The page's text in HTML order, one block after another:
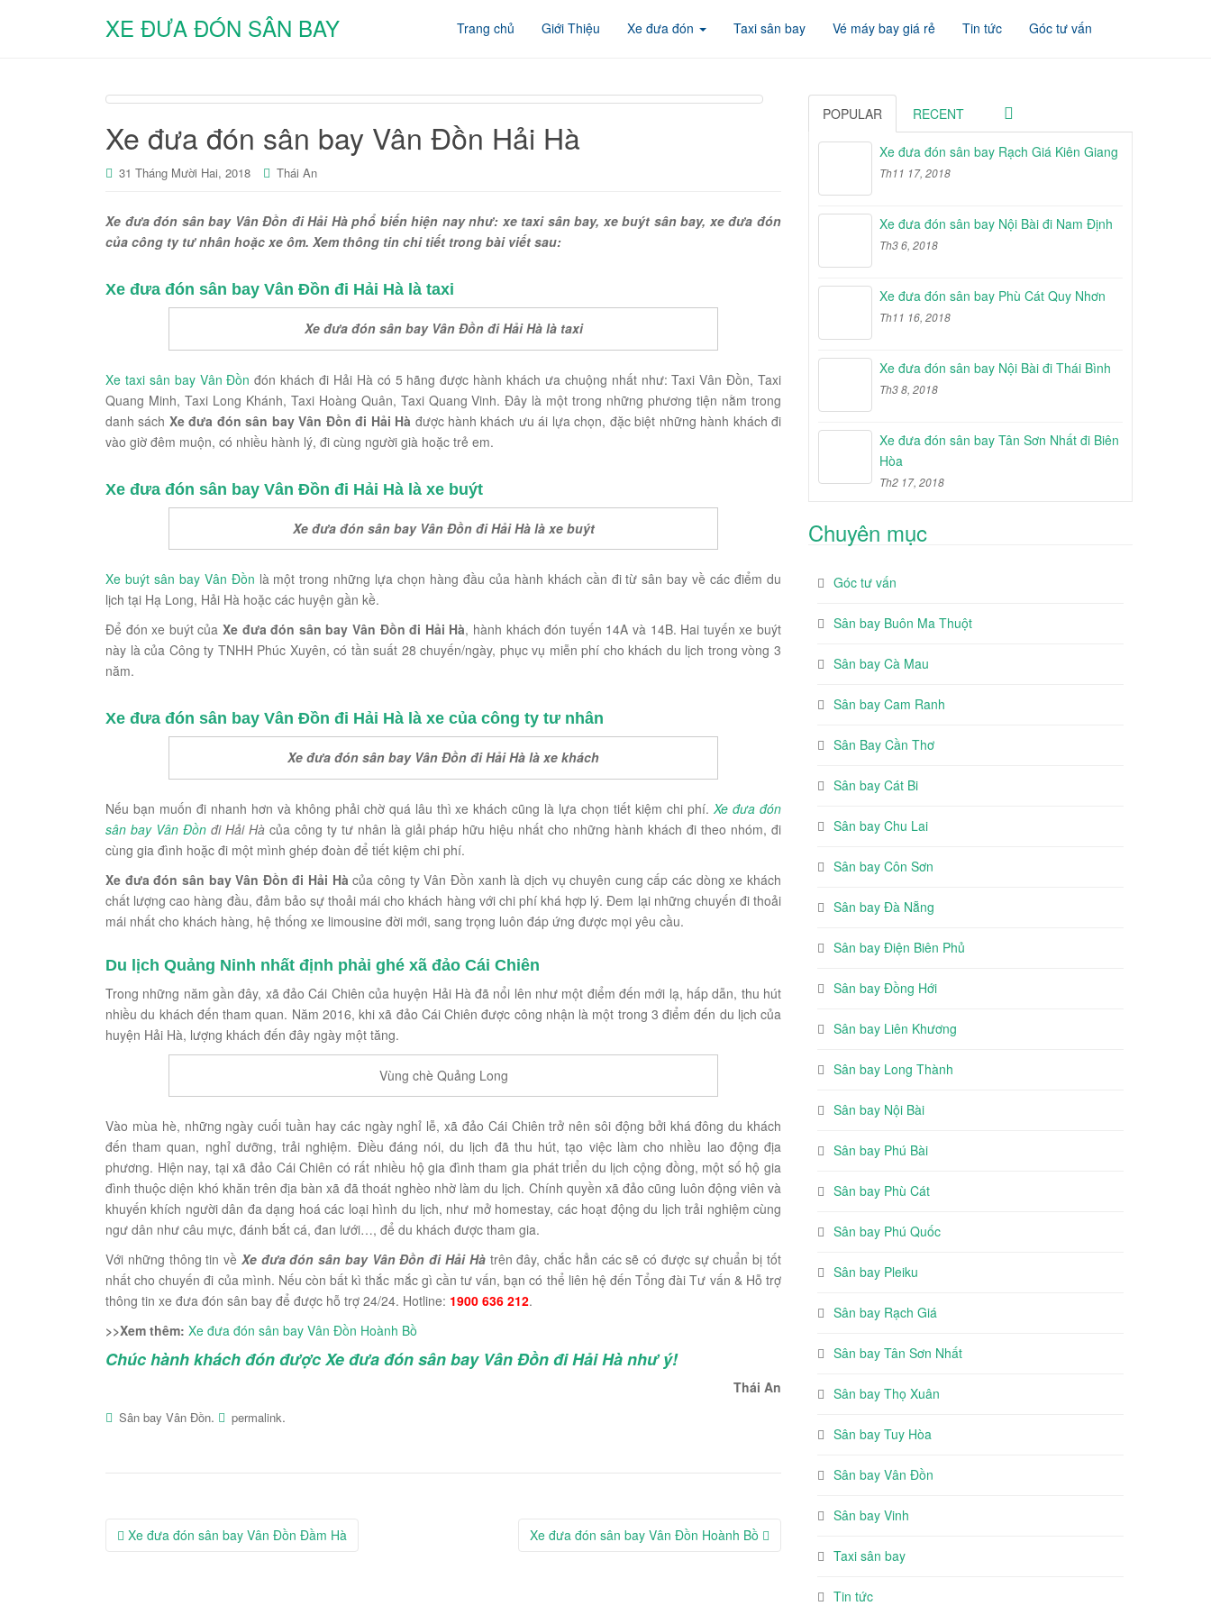
XE ĐƯA ĐÓN SÂN BAY Trang chủ Giới Thiệu Xe đưa đón Taxi sân bay Vé máy bay giá rẻ Tin tức Góc tư vấn
Xe đưa đón sân bay Vân Đồn Hải Hà
31 Tháng Mười Hai, 2018 Thái An
Xe đưa đón sân bay Vân Đồn đi Hải Hà phổ biến hiện nay như: xe taxi sân bay, xe buýt sân bay, xe đưa đón
của công ty tư nhân hoặc xe ôm. Xem thông tin chi tiết trong bài viết sau:
Xe đưa đón sân bay Vân Đồn đi Hải Hà là taxi
Xe đưa đón sân bay Vân Đồn đi Hải Hà là taxi
Xe taxi sân bay Vân Đồn đón khách đi Hải Hà có 5 hãng được hành khách ưa chuộng nhất như: Taxi Vân Đồn, Taxi
Quang Minh, Taxi Long Khánh, Taxi Hoàng Quân, Taxi Quang Vinh. Đây là một trong những phương tiện nằm trong
danh sách Xe đưa đón sân bay Vân Đồn đi Hải Hà được hành khách ưu ái lựa chọn, đặc biệt những hành khách đi
vào giờ đêm muộn, có nhiều hành lý, đi cùng người già hoặc trẻ em.
Xe đưa đón sân bay Vân Đồn đi Hải Hà là xe buýt
Xe đưa đón sân bay Vân Đồn đi Hải Hà là xe buýt
Xe buýt sân bay Vân Đồn là một trong những lựa chọn hàng đầu của hành khách cần đi từ sân bay về các điểm du
lịch tại Hạ Long, Hải Hà hoặc các huyện gần kề.
Để đón xe buýt của Xe đưa đón sân bay Vân Đồn đi Hải Hà, hành khách đón tuyến 14A và 14B. Hai tuyến xe buýt
này là của Công ty TNHH Phúc Xuyên, có tần suất 28 chuyến/ngày, phục vụ miễn phí cho khách du lịch trong vòng 3
năm.
Xe đưa đón sân bay Vân Đồn đi Hải Hà là xe của công ty tư nhân
Xe đưa đón sân bay Vân Đồn đi Hải Hà là xe khách
Nếu bạn muốn đi nhanh hơn và không phải chờ quá lâu thì xe khách cũng là lựa chọn tiết kiệm chi phí.Xe đưa đón
sân bay Vân Đồnđi Hải Hàcủa công ty tư nhân là giải pháp hữu hiệu nhất cho những hành khách đi theo nhóm, đi
cùng gia đình hoặc đi một mình ghép đoàn để tiết kiệm chi phí.
Xe đưa đón sân bay Vân Đồn đi Hải Hà của công ty Vân Đồn xanh là dịch vụ chuyên cung cấp các dòng xe khách
chất lượng cao hàng đầu, đảm bảo sự thoải mái cho khách hàng với chi phí khá hợp lý. Đem lại những chuyến đi thoải
mái nhất cho khách hàng, hệ thống xe limousine đời mới, sang trọng luôn đáp ứng được mọi yêu cầu.
Du lịch Quảng Ninh nhất định phải ghé xã đảo Cái Chiên
Trong những năm gần đây, xã đảo Cái Chiên của huyện Hải Hà đã nổi lên như một điểm đến mới lạ, hấp dẫn, thu hút
nhiều du khách đến tham quan. Năm 2016, khi xã đảo Cái Chiên được công nhận là một trong 3 điểm đến du lịch của
huyện Hải Hà, lượng khách đến đây ngày một tăng.
Vùng chè Quảng Long
Vào mùa hè, những ngày cuối tuần hay các ngày nghỉ lễ, xã đảo Cái Chiên trở nên sôi động bởi khá đông du khách
đến tham quan, nghỉ dưỡng, trải nghiệm. Điều đáng nói, du lịch đã thu hút, tạo việc làm cho nhiều lao động địa
phương. Hiện nay, tại xã đảo Cái Chiên có rất nhiều hộ gia đình tham gia phát triển du lịch cộng đồng, một số hộ gia
đình thuộc diện khó khăn trên địa bàn xã đã thoát nghèo nhờ làm du lịch. Chính quyền xã đảo cũng luôn động viên và
khuyến khích người dân đa dạng hoá các loại hình du lịch, như mở homestay, các hoạt động du lịch trải nghiệm cùng
ngư dân như câu mực, đánh bắt cá, đan lưới…, để du khách được tham gia.
Với những thông tin về Xe đưa đón sân bay Vân Đồn đi Hải Hàtrên đây, chắc hẳn các sẽ có được sự chuẩn bị tốt
nhất cho chuyến đi của mình. Nếu còn bất kì thắc mắc gì cần tư vấn, bạn có thể liên hệ đến Tổng đài Tư vấn & Hỗ trợ
thông tin xe đưa đón sân bay để được hỗ trợ 24/24. Hotline: 1900 636 212.
>>Xem thêm: Xe đưa đón sân bay Vân Đồn Hoành Bồ
Chúc hành khách đón được Xe đưa đón sân bay Vân Đồn đi Hải Hà như ý!
Thái An
Sân bay Vân Đồn. permalink.
Post
Xe đưa đón sân bay Vân Đồn Đầm Hà Xe đưa đón sân bay Vân Đồn Hoành Bồ
POPULAR RECENT
Xe đưa đón sân bay Rạch Giá Kiên Giang
Th11 17, 2018
Xe đưa đón sân bay Nội Bài đi Nam Định
Th3 6, 2018
Xe đưa đón sân bay Phù Cát Quy Nhơn
Th11 16, 2018
Xe đưa đón sân bay Nội Bài đi Thái Bình
Th3 8, 2018
Xe đưa đón sân bay Tân Sơn Nhất đi Biên
Hòa
Th2 17, 2018
Chuyên mục
Góc tư vấn
Sân bay Buôn Ma Thuột
Sân bay Cà Mau
Sân bay Cam Ranh
Sân Bay Cần Thơ
Sân bay Cát Bi
Sân bay Chu Lai
Sân bay Côn Sơn
Sân bay Đà Nẵng
Sân bay Điện Biên Phủ
Sân bay Đồng Hới
Sân bay Liên Khương
Sân bay Long Thành
Sân bay Nội Bài
Sân bay Phú Bài
Sân bay Phù Cát
Sân bay Phú Quốc
Sân bay Pleiku
Sân bay Rạch Giá
Sân bay Tân Sơn Nhất
Sân bay Thọ Xuân
Sân bay Tuy Hòa
Sân bay Vân Đồn
Sân bay Vinh
Taxi sân bay
Tin tức